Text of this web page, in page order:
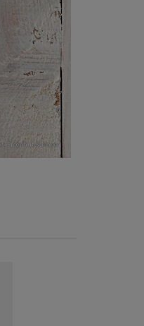
Eisenhut & Mayer